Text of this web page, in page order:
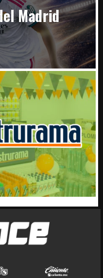
Madrid